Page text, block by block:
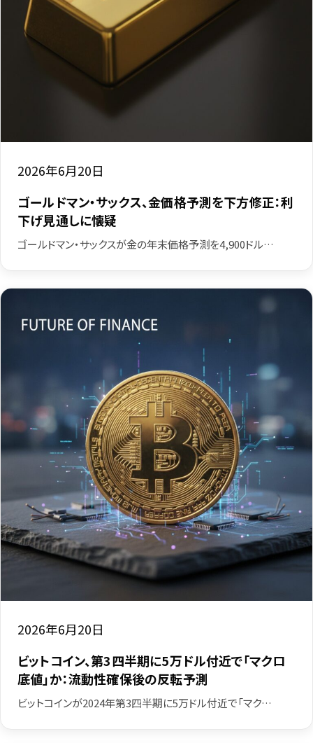
2026年6月20日
ゴールドマン・サックス、金価格予測を下方修正：利
下げ見通しに懐疑
ゴールドマン・サックスが金の年末価格予測を4,900ドル…
2026年6月20日
ビットコイン、第3四半期に5万ドル付近で「マクロ
底値」か：流動性確保後の反転予測
ビットコインが2024年第3四半期に5万ドル付近で「マク…